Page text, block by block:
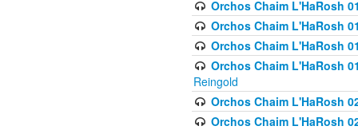
Orchos Chaim L'HaRosh
Orchos Chaim L'HaRosh
Orchos Chaim L'HaRosh
Orchos Chaim L'HaRosh
Reingold
Orchos Chaim L'HaRosh
Orchos Chaim L'HaRosh